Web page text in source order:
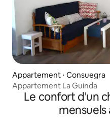
Appartement ⋅ Consuegra
Appartement La Guinda
Le confort d'un